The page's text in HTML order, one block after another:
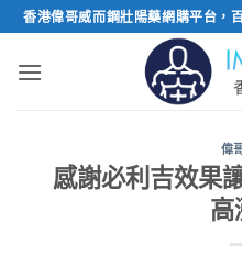
Skip
to
content
香港偉哥威而鋼壯陽藥網購平台，
偉
感謝必利吉效果
高